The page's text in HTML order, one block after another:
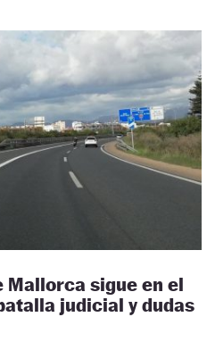
Mallorca sigue en el
judicial y dudas